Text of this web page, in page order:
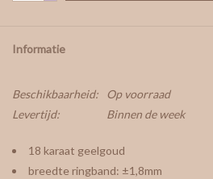
Informatie
Beschikbaarheid:
Op voorraad
Levertijd:
Binnen de week
18 karaat geelgoud
breedte ringband: ±1,8mm